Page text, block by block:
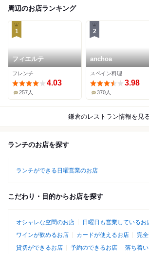
周辺のお店ランキング
1
フィエルテ
フレンチ
4.03
257人
2
anchoa
スペイン料理
3.98
370人
鎌倉のレストラン情報を見
ランチのお店を探す
ランチができる日曜営業のお店
こだわり・目的からお店を探す
オシャレな空間のお店
日曜日も営業しているお
ワインが飲めるお店
カードが使えるお店
完
貸切ができるお店
予約のできるお店
落ち着